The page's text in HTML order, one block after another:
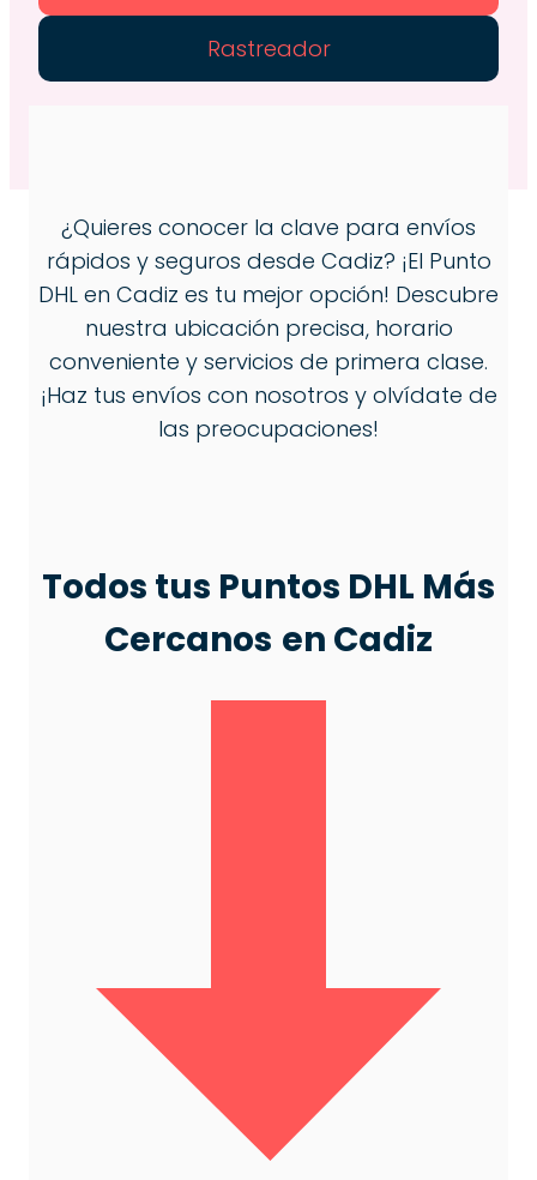
Rastreador
¿Quieres conocer la clave para envíos
rápidos y seguros desde Cadiz? ¡El Punto
DHL en Cadiz es tu mejor opción! Descubre
nuestra ubicación precisa, horario
conveniente y servicios de primera clase.
¡Haz tus envíos con nosotros y olvídate de
las preocupaciones!
Todos tus Puntos DHL Más
Cercanos en Cadiz